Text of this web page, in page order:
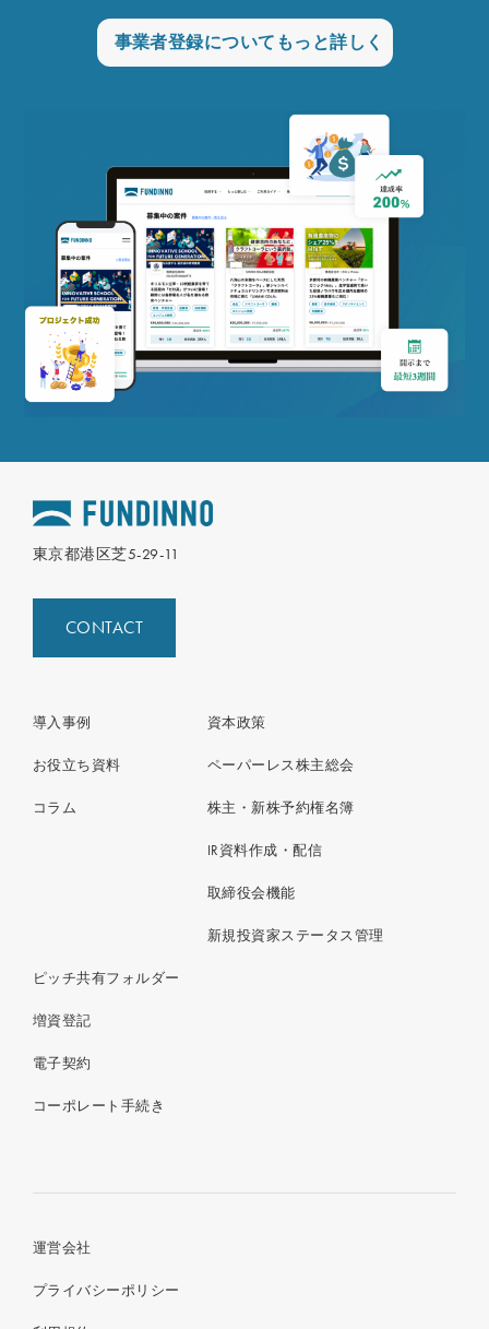
事業者登録についてもっと詳しく
東京都港区芝5-29-11
CONTACT
導入事例
お役立ち資料
コラム
資本政策
ペーパーレス株主総会
株主・新株予約権名簿
IR資料作成・配信
取締役会機能
新規投資家ステータス管理
ピッチ共有フォルダー
増資登記
電子契約
コーポレート手続き
運営会社
プライバシーポリシー